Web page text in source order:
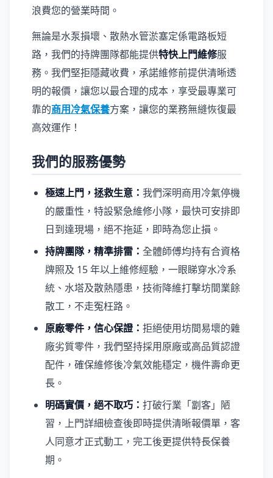
浪費您的營業時間。
無論是水泵損壞、散熱水管淤塞定係電路板短
路，我們的持牌團隊都能提供特快上門維修服
務。我們堅拒隱藏收費，承諾維修前提供清晰透
明的報價，讓您以最合理的成本，享受最專業可
靠的商用冷氣保養方案，讓您的業務無縫恢復最
高效運作！
我們的服務優勢
極速上門，拯救生意： 我們深明商用冷氣停機
的嚴重性，特設緊急維修小隊，最快可安排即
日到達現場，絕不拖延，即時為您止損。
持牌團隊，精準排雷： 全體師傅均持有合資格
牌照及 15 年以上維修經驗，一眼睇穿水冷系
統、水塔及散熱隱患，技術降維打擊坊間業餘
散工，不走冤枉路。
原廠零件，信心保證： 拒絕使用坊間易壞的雜
廠劣質零件，我們堅持採用原廠或高品質認證
配件，確保維修後冷氣效能穩定，機件壽命更
長。
明碼實價，絕不取巧： 打破行業「劏客」陋
習，上門詳細檢查後即時提供清晰報價單，客
人同意才正式動工，完工後更提供特長保養
期。